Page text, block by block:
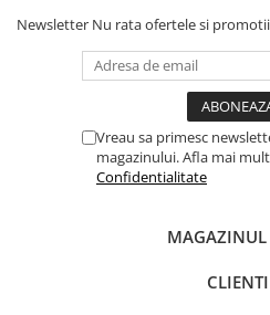
Newsletter Nu rata ofertele si
Vreau sa primesc
magazinului. Afla mai
Confidentialitate
MAGAZINUL
CLIENTI